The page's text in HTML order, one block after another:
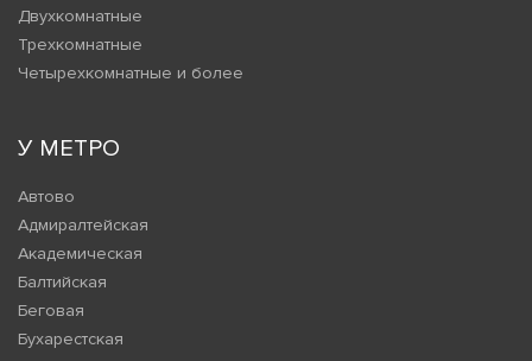
Двухкомнатные
Трехкомнатные
Четырехкомнатные и более
У МЕТРО
Автово
Адмиралтейская
Академическая
Балтийская
Беговая
Бухарестская